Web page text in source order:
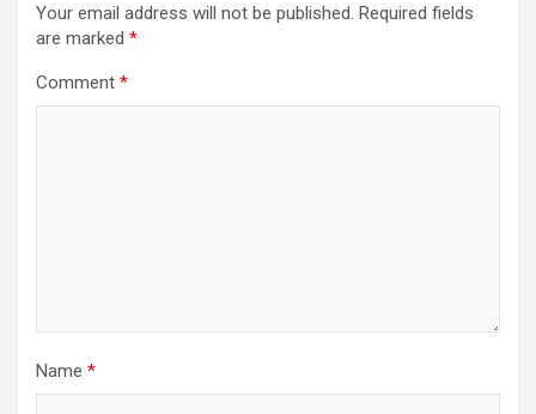
Your email address will not be published. Required fields
are marked *
Comment *
Name *